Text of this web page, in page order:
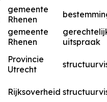
gemeente
Rhenen
gemeente
Rhenen
uitspraak
Provincie
Utrecht
Rijksoverheid